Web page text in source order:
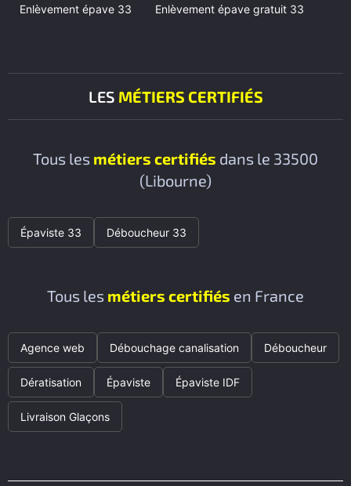
Enlèvement épave 33 Enlèvement épave gratuit 33
LES MÉTIERS CERTIFIÉS
Tous les métiers certifiés dans le 33500
(Libourne)
Épaviste 33 Déboucheur 33
Tous les métiers certifiés en France
Agence web Débouchage canalisation Déboucheur
Dératisation Épaviste Épaviste IDF
Livraison Glaçons